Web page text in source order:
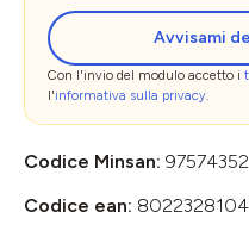
Avvisami
Con l'invio del modulo accetto i
l'informativa sulla privacy.
Codice Minsan:
Codice ean: